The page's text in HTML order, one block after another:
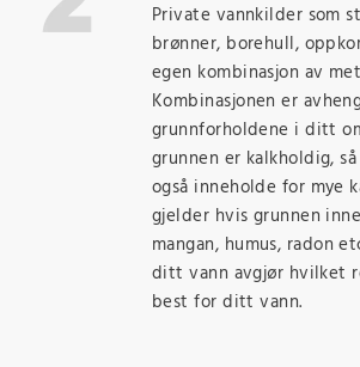
Private vannkilder som
brønner, borehull,
egen kombinasjon av
Kombinasjonen er
grunnforholdene i ditt
grunnen er kalkholdig,
også inneholde for mye
gjelder hvis grunnen
mangan, humus, radon
ditt vann avgjør hvilket
best for ditt vann.